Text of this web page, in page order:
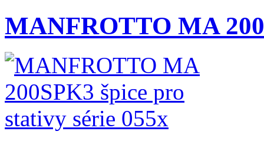
MANFROTTO MA